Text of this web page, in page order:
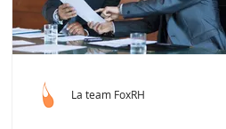
La team FoxRH